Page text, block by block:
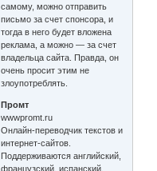
самому, можно отправить
письмо за счет спонсора, и
тогда в него будет вложена
реклама, а можно — за счет
владельца сайта. Правда, он
очень просит этим не
злоупотреблять.
Промт
wwwpromt.ru
Онлайн-переводчик текстов и
интернет-сайтов.
Поддерживаются английский,
французский, испанский,